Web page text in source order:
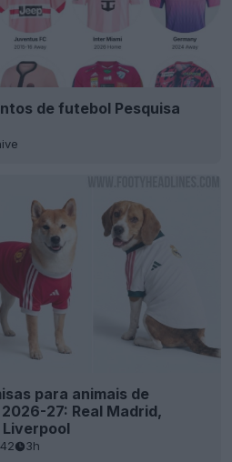
de futebol Pesquisa
para animais de
27: Real Madrid,
3h